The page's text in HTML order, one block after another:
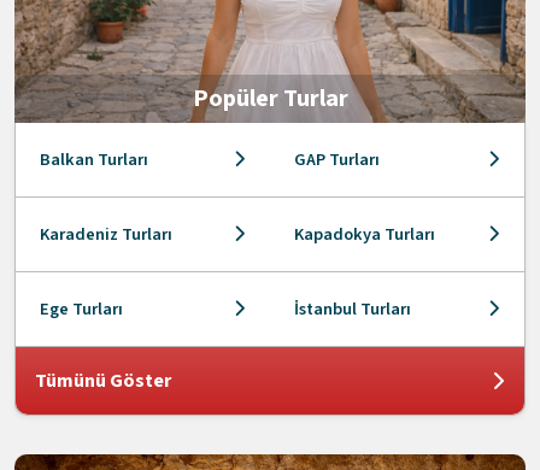
Popüler Turlar
Balkan Turları GAP Turları
Karadeniz Turları Kapadokya Turları
Ege Turları İstanbul Turları
Tümünü Göster